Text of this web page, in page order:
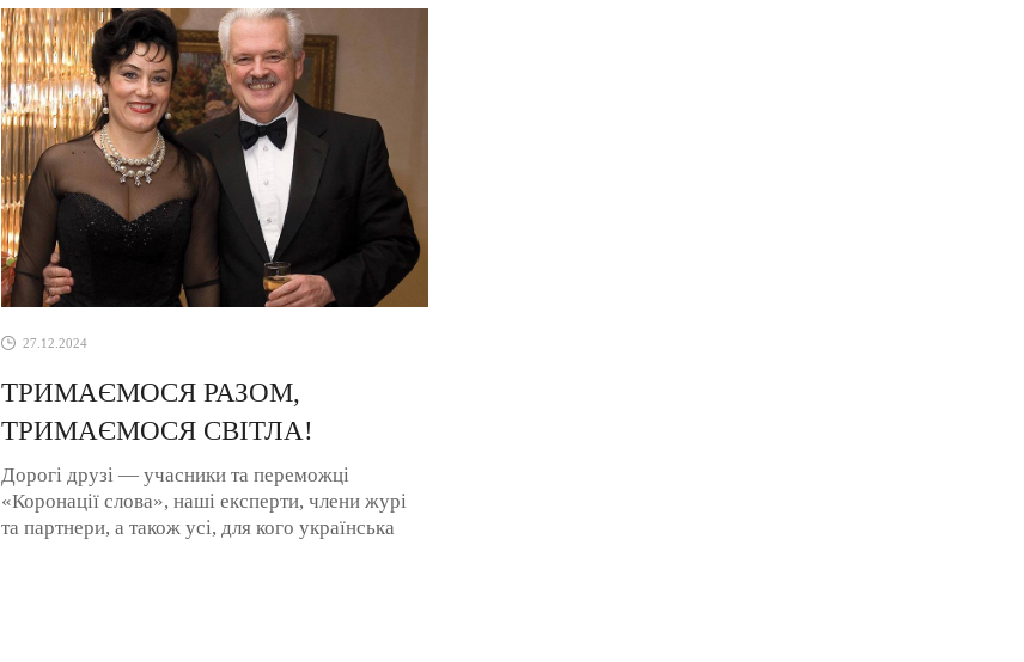
27.12.2024
ТРИМАЄМОСЯ РАЗОМ,
ТРИМАЄМОСЯ СВІТЛА!
Дорогі друзі — учасники та переможці
«Коронації слова», наші експерти, члени журі
та партнери, а також усі, для кого українська